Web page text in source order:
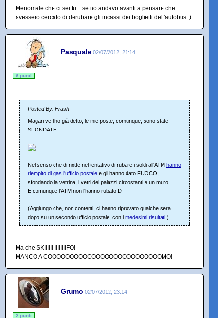
Menomale che ci sei tu... se no andavo avanti a pensare che
avessero cercato di derubare gli incassi dei boglietti dell'autobus :)
Pasquale 02/07/2012, 21:14
6 punti
Posted By: Frash
Magari ve l'ho già detto; le mie poste, comunque, sono state
SFONDATE.
Nel senso che di notte nel tentativo di rubare i soldi all'ATM hanno
riempito di gas l'ufficio postale e gli hanno dato FUOCO,
sfondando la vetrina, i vetri dei palazzi circostanti e un muro.
E comunque l'ATM non l'hanno rubato:D
(Aggiungo che, non contenti, ci hanno riprovato qualche sera
dopo su un secondo ufficio postale, con i medesimi risultati )
Ma che SKIIIIIIIIIIIIIIIFO!
MANCO A COOOOOOOOOOOOOOOOOOOOOOOOOOMO!
Grumo 02/07/2012, 23:14
2 punti